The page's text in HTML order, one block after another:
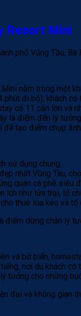
Resort Mini
phố Vũng Tầu, Bà
nằm trong một
đi bộ), khách
có 11 căn lớn và
là điểm đến lý
tạo điểm chụp
sử dụng chung.
nhất Vũng Tàu,
quán cà phê siêu
ích như lửa trại, tổ
thuê loa kéo và
dừng chân lý
và bờ biển,
nơi du khách
tưởng cho những
đại và không gian